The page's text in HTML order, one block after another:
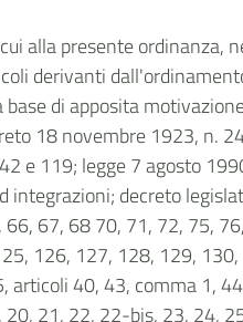
alla presente ordinanza,
derivanti
di apposita
18 novembre 1923, n.
e 119; legge 7 agosto
integrazioni; decreto
67, 68 70, 71, 72, 75,
126, 127, 128, 129,
articoli 40, 43, comma 1,
21, 22, 22-bis, 23, 24,